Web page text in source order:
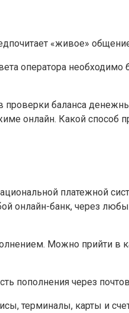
«живое»
оператора
проверки баланса
онлайн. Какой способ
платежной
онлайн-банк, через
Можно прийти в
пополнения через
терминалы, карты и